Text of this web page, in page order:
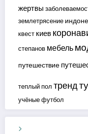
жертвы
землетрясение
квест киев
степанов мебель
путешествие
теплый пол тренд
учёныефутбол